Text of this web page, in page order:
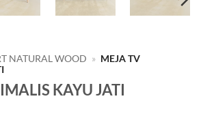
NATURAL WOOD » MEJA TV
KAYU JATI